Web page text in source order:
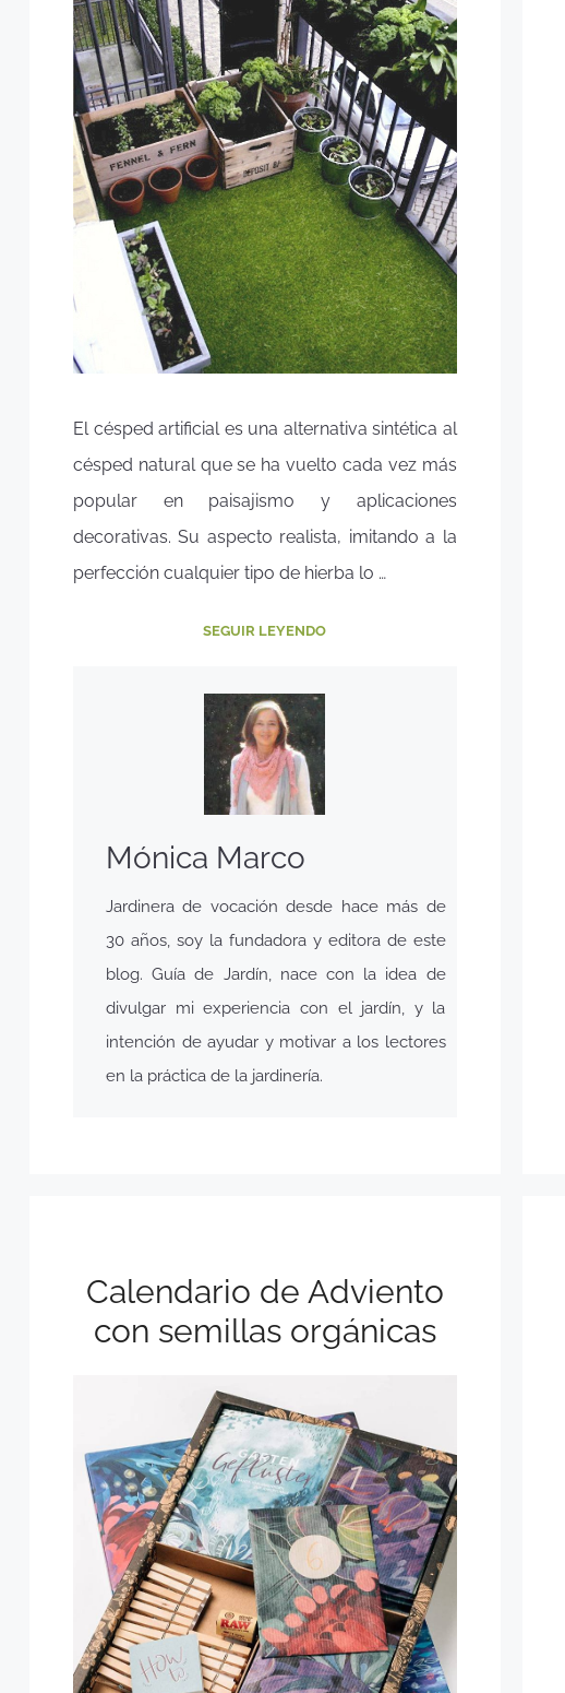
El césped artificial es una alternativa sintética al
césped natural que se ha vuelto cada vez más
popular en paisajismo y aplicaciones
decorativas. Su aspecto realista, imitando a la
perfección cualquier tipo de hierba lo …
SEGUIR LEYENDO
Mónica Marco
Jardinera de vocación desde hace más de
30 años, soy la fundadora y editora de este
blog. Guía de Jardín, nace con la idea de
divulgar mi experiencia con el jardín, y la
intención de ayudar y motivar a los lectores
en la práctica de la jardinería.
Calendario de Adviento
con semillas orgánicas